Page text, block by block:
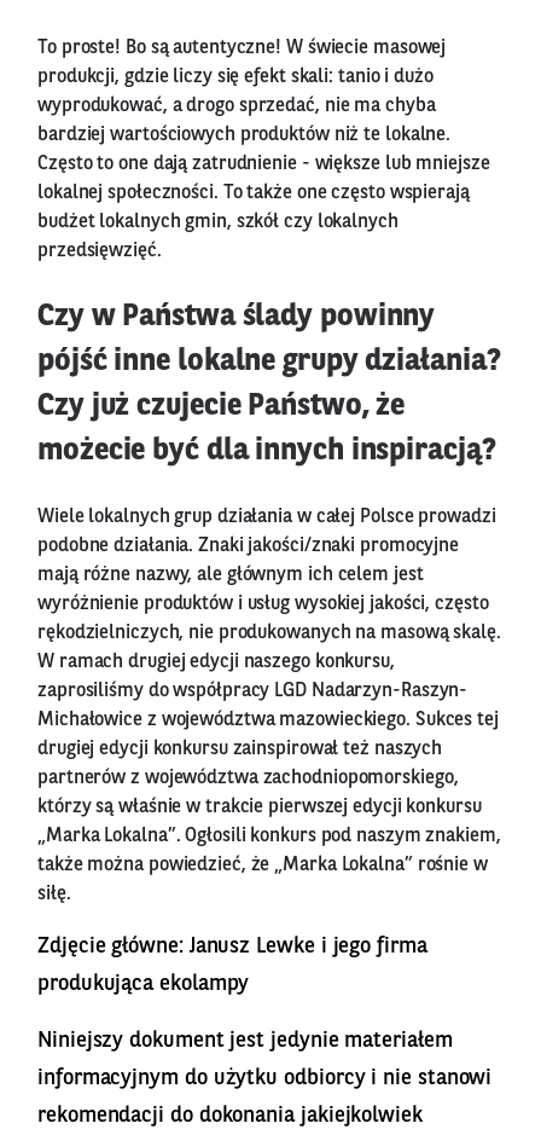
To proste! Bo są autentyczne! W świecie masowej
produkcji, gdzie liczy się efekt skali: tanio i dużo
wyprodukować, a drogo sprzedać, nie ma chyba
bardziej wartościowych produktów niż te lokalne.
Często to one dają zatrudnienie - większe lub mniejsze
lokalnej społeczności. To także one często wspierają
budżet lokalnych gmin, szkół czy lokalnych
przedsięwzięć.
Czy w Państwa ślady powinny
pójść inne lokalne grupy działania?
Czy już czujecie Państwo, że
możecie być dla innych inspiracją?
Wiele lokalnych grup działania w całej Polsce prowadzi
podobne działania. Znaki jakości/znaki promocyjne
mają różne nazwy, ale głównym ich celem jest
wyróżnienie produktów i usług wysokiej jakości, często
rękodzielniczych, nie produkowanych na masową skalę.
W ramach drugiej edycji naszego konkursu,
zaprosiliśmy do współpracy LGD Nadarzyn-Raszyn-
Michałowice z województwa mazowieckiego. Sukces tej
drugiej edycji konkursu zainspirował też naszych
partnerów z województwa zachodniopomorskiego,
którzy są właśnie w trakcie pierwszej edycji konkursu
„Marka Lokalna”. Ogłosili konkurs pod naszym znakiem,
także można powiedzieć, że „Marka Lokalna” rośnie w
siłę.
Zdjęcie główne: Janusz Lewke i jego firma
produkująca ekolampy
Niniejszy dokument jest jedynie materiałem
informacyjnym do użytku odbiorcy i nie stanowi
rekomendacji do dokonania jakiejkolwiek